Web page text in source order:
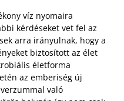
víz nyomaira
kérdéseket vet fel az
arra irányulnak, hogy a
biztosított az élet
életforma
az emberiség új
való